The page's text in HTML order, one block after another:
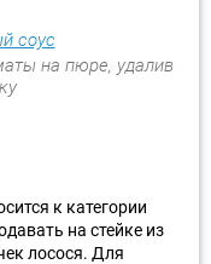
на пюре, удалив
к категории
на стейке из
лосося. Для